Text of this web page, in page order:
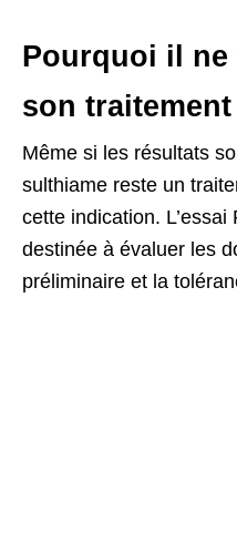
Pourquoi il ne
son traitement
Même si les résultats
sulthiame reste un
cette indication.
destinée à évaluer les
préliminaire et la